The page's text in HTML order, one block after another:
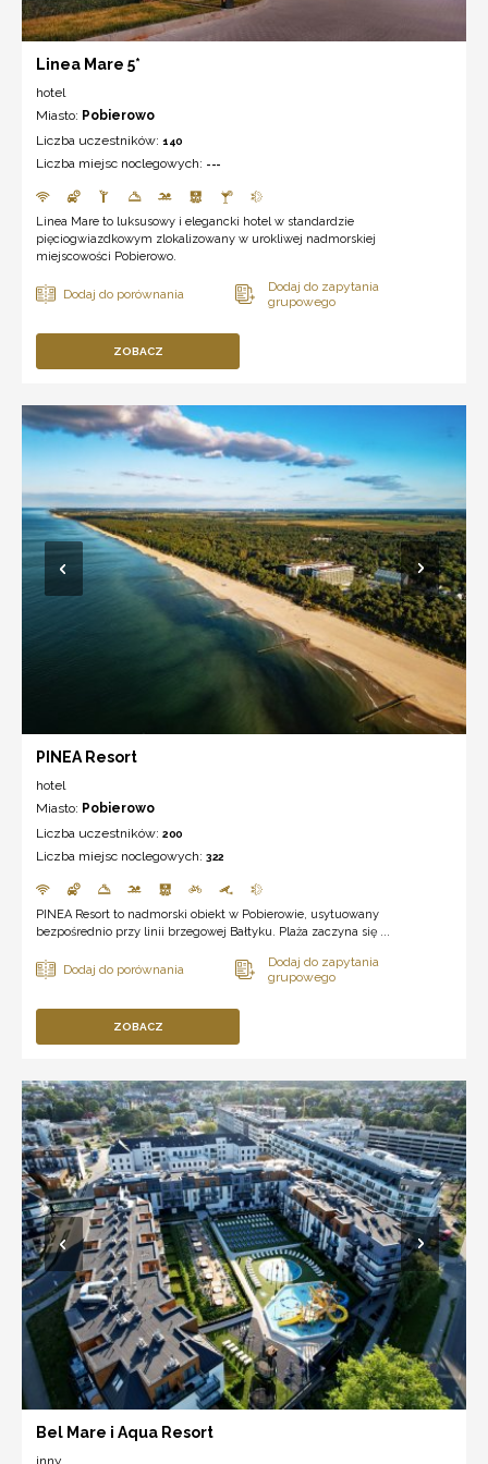
Linea Mare 5*
hotel
Miasto: Pobierowo
Liczba uczestników: 140
Liczba miejsc noclegowych: ---
Linea Mare to luksusowy i elegancki hotel w standardzie
pięciogwiazdkowym zlokalizowany w urokliwej nadmorskiej
miejscowości Pobierowo.
ZOBACZ
PINEA Resort
hotel
Miasto: Pobierowo
Liczba uczestników: 200
Liczba miejsc noclegowych: 322
PINEA Resort to nadmorski obiekt w Pobierowie, usytuowany
bezpośrednio przy linii brzegowej Bałtyku. Plaża zaczyna się ...
ZOBACZ
Bel Mare i Aqua Resort
inny